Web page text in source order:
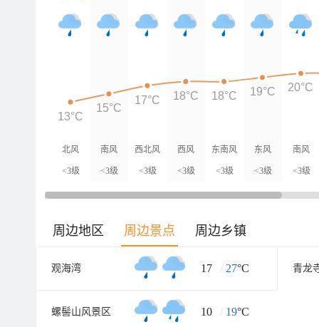
北风
<3级
南风
<3级
西北风
<3级
西风
<3级
东南风
<3级
东风
<3级
南风
<3级
13°C
15°C
17°C 18°C 18°C 19°C 20°C
周边地区 周边景点 周边乡镇
观海湾 17 / 27°C
螺髻山风景区 10 / 19°C